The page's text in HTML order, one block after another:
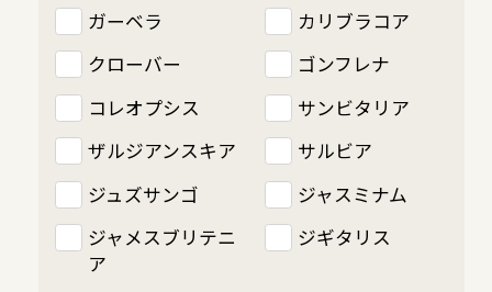
ガーベラ
カリブラコア
クローバー
ゴンフレナ
コレオプシス
サンビタリア
ザルジアンスキア
サルビア
ジュズサンゴ
ジャスミナム
ジャメスブリテニ
ア
ジギタリス